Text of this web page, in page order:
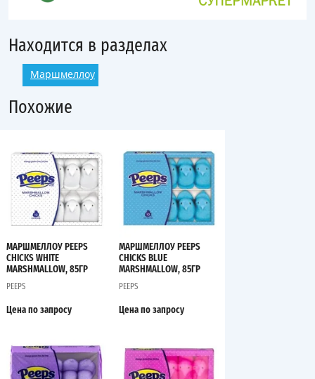
Находится в разделах
Маршмеллоу
Похожие
МАРШМЕЛЛОУ PEEPS
CHICKS WHITE
MARSHMALLOW, 85ГР
PEEPS
Цена по запросу
МАРШМЕЛЛОУ PEEPS
CHICKS BLUE
MARSHMALLOW, 85ГР
PEEPS
Цена по запросу